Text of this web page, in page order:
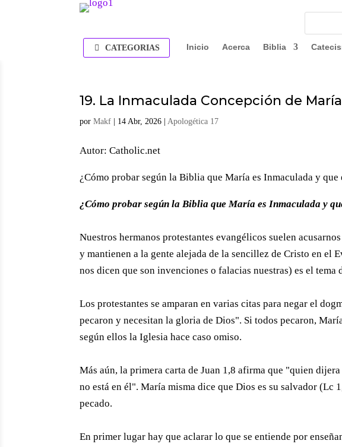
CATEGORIAS Inicio Acerca Biblia
19. La Inmaculada Concepción de María
porMakf 14 Abr, 2026 |Apologética 17
Autor: Catholic.net
¿Cómo probar según la Biblia que María es Inmaculada y que
¿Cómo probar según la Biblia que María es Inmaculada y
Nuestros hermanos protestantes evangélicos suelen
y mantienen a la gente alejada de la sencillez de Cristo en el
nos dicen que son invenciones o falacias nuestras) es el tema
Los protestantes se amparan en varias citas para negar el
pecaron y necesitan la gloria de Dios". Si todos pecaron,
según ellos la Iglesia hace caso omiso.
Más aún, la primera carta de Juan 1,8 afirma que "quien
no está en él". María misma dice que Dios es su salvador (Lc
pecado.
En primer lugar hay que aclarar lo que se entiende por